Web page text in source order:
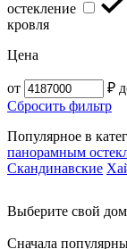
остекление
кровля
Цена
от ₽
Сбросить фильтр
Популярное в
панорамным
Скандинавские
Выберите свой
Сначала